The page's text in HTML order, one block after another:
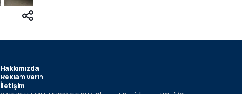
Hakkımızda
Reklam Verin
İletişim